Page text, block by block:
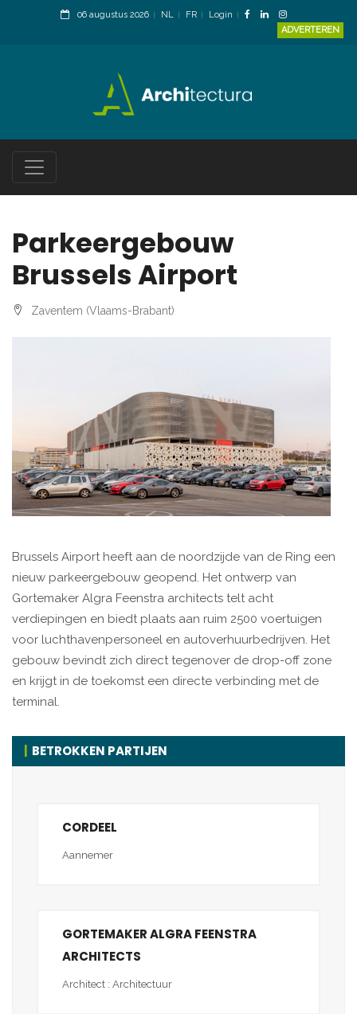
06 augustus 2026 NL FR
Login
ADVERTEREN
Parkeergebouw
Brussels Airport
Zaventem (Vlaams-Brabant)
Brussels Airport heeft aan de noordzijde van de Ring een
nieuw parkeergebouw geopend. Het ontwerp van
Gortemaker Algra Feenstra architects telt acht
verdiepingen en biedt plaats aan ruim 2500 voertuigen
voor luchthavenpersoneel en autoverhuurbedrijven. Het
gebouw bevindt zich direct tegenover de drop-off zone
en krijgt in de toekomst een directe verbinding met de
terminal.
BETROKKEN PARTIJEN
CORDEEL
Aannemer
GORTEMAKER ALGRA FEENSTRA
ARCHITECTS
Architect : Architectuur